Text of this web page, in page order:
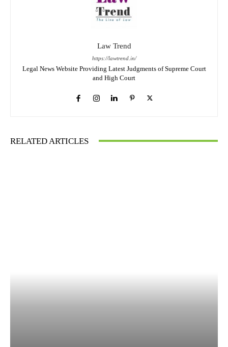
Law Trend
https://lawtrend.in/
Legal News Website Providing Latest Judgments of Supreme Court
and High Court
RELATED ARTICLES